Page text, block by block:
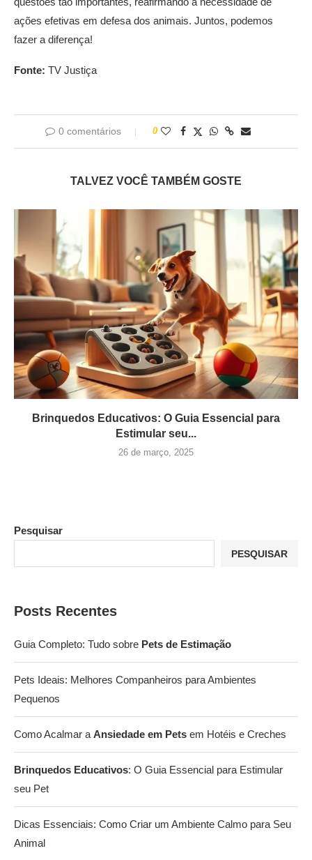
ações efetivas em defesa dos animais. Juntos, podemos
fazer a diferença!
Fonte: TV Justiça
0 comentários 0
TALVEZ VOCÊ TAMBÉM GOSTE
Brinquedos Educativos: O Guia Essencial para
Estimular seu...
26 de março, 2025
Pesquisar
PESQUISAR
Posts Recentes
Guia Completo: Tudo sobre Pets de Estimação
Pets Ideais: Melhores Companheiros para Ambientes
Pequenos
Como Acalmar a Ansiedade em Pets em Hotéis e Creches
Brinquedos Educativos: O Guia Essencial para Estimular
seu Pet
Dicas Essenciais: Como Criar um Ambiente Calmo para Seu
Animal